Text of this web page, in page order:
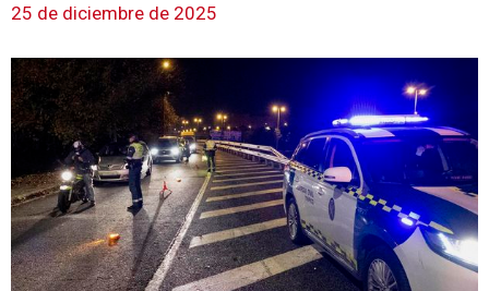
25 de diciembre de 2025